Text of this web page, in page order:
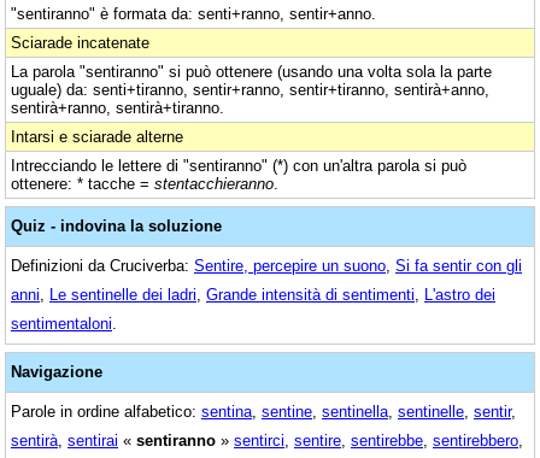
"sentiranno" è formata da: senti+ranno, sentir+anno.
Sciarade incatenate
La parola "sentiranno" si può ottenere (usando una volta sola la parte
uguale) da: senti+tiranno, sentir+ranno, sentir+tiranno, sentirà+anno,
sentirà+ranno, sentirà+tiranno.
Intarsi e sciarade alterne
Intrecciando le lettere di "sentiranno" (*) con un'altra parola si può
ottenere: * tacche = stentacchieranno
Quiz - indovina la soluzione
Definizioni da Cruciverba: Sentire, percepire un suono Si fa sentir con gli
anni
Le sentinelle dei ladri Grande intensità di sentimenti
L'astro dei
sentimentaloni
Navigazione
Parole in ordine alfabetico: sentina sentine sentinella sentinelle sentir,
sentirà sentirai « sentiranno » sentirci sentire sentirebbe sentirebbero